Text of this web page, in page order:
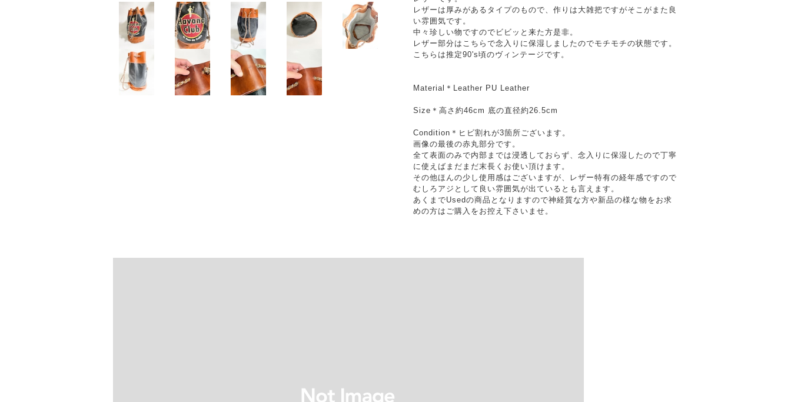
レザーは厚みがあるタイプのもので、作りは大雑把ですがそこがまた良
い雰囲気です。
中々珍しい物ですのでビビッと来た方是非。
レザー部分はこちらで念入りに保湿しましたのでモチモチの状態です。
こちらは推定90's頃のヴィンテージです。
Material＊Leather PU Leather
Size＊高さ約46cm 底の直径約26.5cm
Condition＊ヒビ割れが3箇所ございます。
画像の最後の赤丸部分です。
全て表面のみで内部までは浸透しておらず、念入りに保湿したので丁寧
に使えばまだまだ末長くお使い頂けます。
その他ほんの少し使用感はございますが、レザー特有の経年感ですので
むしろアジとして良い雰囲気が出ているとも言えます。
あくまでUsedの商品となりますので神経質な方や新品の様な物をお求
めの方はご購入をお控え下さいませ。